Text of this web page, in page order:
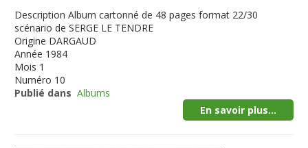
Description Album cartonné de 48 pages format 22/30
scénario de SERGE LE TENDRE
Origine DARGAUD
Année 1984
Mois 1
Numéro 10
Publié dans Albums
En savoir plus...